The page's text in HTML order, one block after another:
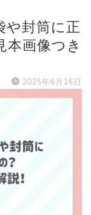
や封筒に正
本画像つき
2025年6月16日